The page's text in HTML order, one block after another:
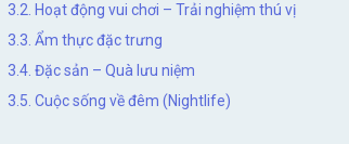
3.2. Hoạt động vui chơi – Trải nghiệm thú vị
3.3. Ẩm thực đặc trưng
3.4. Đặc sản – Quà lưu niệm
3.5. Cuộc sống về đêm (Nightlife)